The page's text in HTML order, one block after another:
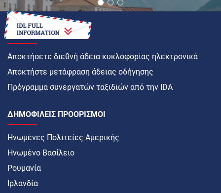
ΠΏΣ ΝΑ
Αποκτήσετε διεθνή άδεια κυκλοφορίας ηλεκτρονικά
Αποκτήστε μετάφραση άδειας οδήγησης
Πρόγραμμα συνεργατών ταξιδιών από την IDA
ΔΗΜΟΦΙΛΕΊΣ ΠΡΟΟΡΙΣΜΟΊ
Ηνωμένες Πολιτείες Αμερικής
Ηνωμένο Βασίλειο
Ρουμανία
Ιρλανδία